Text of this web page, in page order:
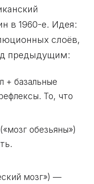
в 1960-е. Идея:
слоёв,
предыдущим:
+ базальные
То, что
(«мозг обезьяны»)
мозг») —